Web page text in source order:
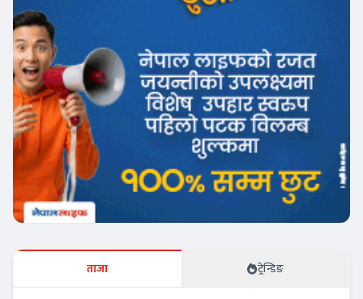
ताजा ट्रेन्डिङ